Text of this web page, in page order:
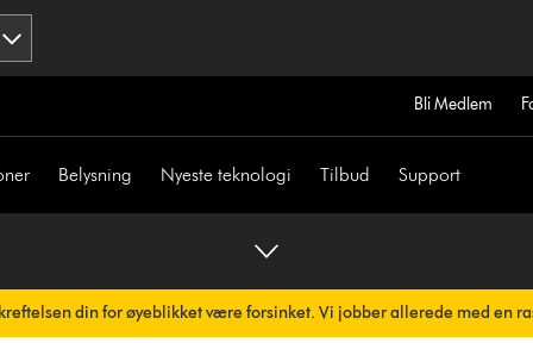
Bli Medlem
Belysning Nyeste teknologi Tilbud Support
din for øyeblikket være forsinket. Vi jobber allerede med en